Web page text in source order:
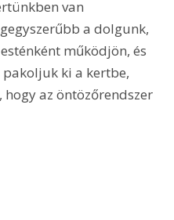
van
a dolgunk,
működjön, és
pakoljuk ki a kertbe,
az öntözőrendszer